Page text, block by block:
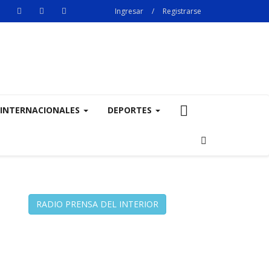
Ingresar / Registrarse
INTERNACIONALES DEPORTES
RADIO PRENSA DEL INTERIOR